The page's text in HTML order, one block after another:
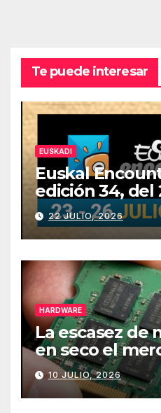
Te puede interesar
EUSKADI
Euskal
edición 34, del
julio
22 JULIO, 2026
HARDWARE
La escasez de
en seco el
de PCs
10 JULIO, 2026